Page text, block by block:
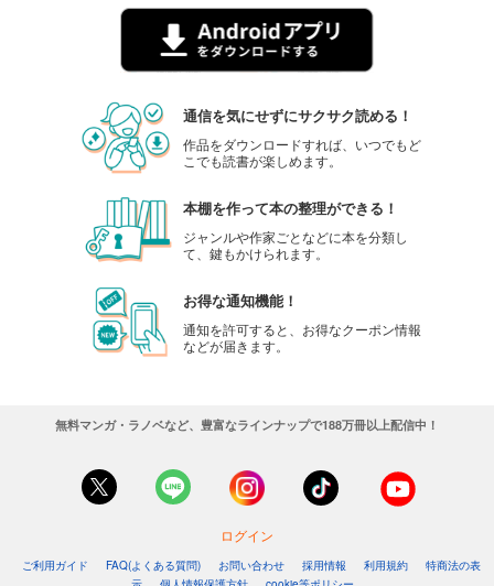
通信を気にせずにサクサク読める！
作品をダウンロードすれば、いつでもど
こでも読書が楽しめます。
本棚を作って本の整理ができる！
ジャンルや作家ごとなどに本を分類し
て、鍵もかけられます。
お得な通知機能！
通知を許可すると、お得なクーポン情報
などが届きます。
無料マンガ・ラノベなど、豊富なラインナップで188万冊以上配信中！
ログイン
ご利用ガイド FAQ(よくある質問) お問い合わせ 採用情報 利用規約
特商法の表